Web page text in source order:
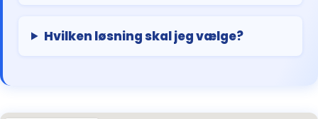
Hvilken løsning skal jeg vælge?